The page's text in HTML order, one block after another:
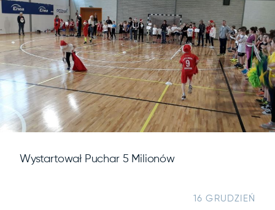
Wystartował Puchar 5 Milionów
16 GRUDZIEŃ